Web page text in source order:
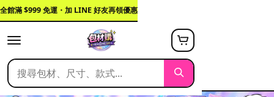
全館滿 $999 免運・加 LINE 好友再領優惠